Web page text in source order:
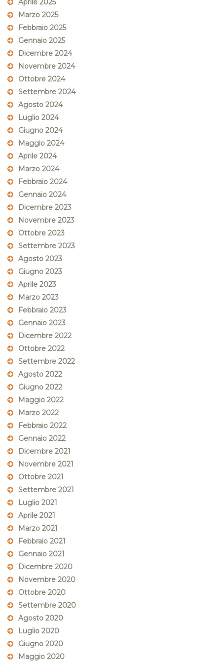
Aprile 2025
Marzo 2025
Febbraio 2025
Gennaio 2025
Dicembre 2024
Novembre 2024
Ottobre 2024
Settembre 2024
Agosto 2024
Luglio 2024
Giugno 2024
Maggio 2024
Aprile 2024
Marzo 2024
Febbraio 2024
Gennaio 2024
Dicembre 2023
Novembre 2023
Ottobre 2023
Settembre 2023
Agosto 2023
Giugno 2023
Aprile 2023
Marzo 2023
Febbraio 2023
Gennaio 2023
Dicembre 2022
Ottobre 2022
Settembre 2022
Agosto 2022
Giugno 2022
Maggio 2022
Marzo 2022
Febbraio 2022
Gennaio 2022
Dicembre 2021
Novembre 2021
Ottobre 2021
Settembre 2021
Luglio 2021
Aprile 2021
Marzo 2021
Febbraio 2021
Gennaio 2021
Dicembre 2020
Novembre 2020
Ottobre 2020
Settembre 2020
Agosto 2020
Luglio 2020
Giugno 2020
Maggio 2020